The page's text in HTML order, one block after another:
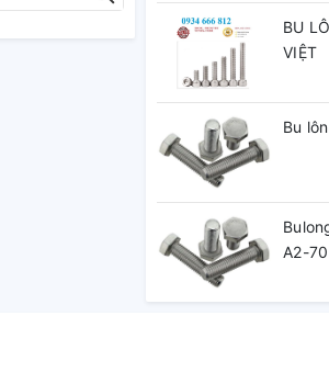
BU
VIỆT
Bu
A2-70